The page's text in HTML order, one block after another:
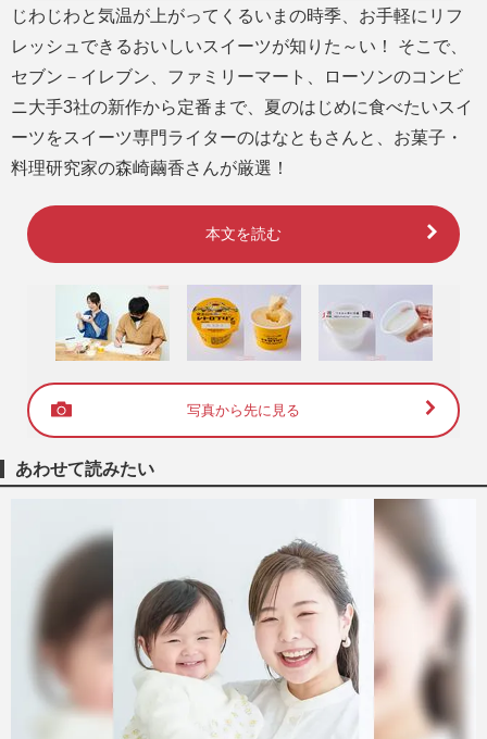
じわじわと気温が上がってくるいまの時季、お手軽にリフ
レッシュできるおいしいスイーツが知りた～い！ そこで、
セブン－イレブン、ファミリーマート、ローソンのコンビ
ニ大手3社の新作から定番まで、夏のはじめに食べたいスイ
ーツをスイーツ専門ライターのはなともさんと、お菓子・
料理研究家の森崎繭香さんが厳選！
本文を読む
写真から先に見る
あわせて読みたい